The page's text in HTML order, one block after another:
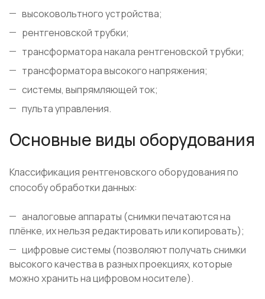
высоковольтного устройства;
рентгеновской трубки;
трансформатора накала рентгеновской трубки;
трансформатора высокого напряжения;
системы, выпрямляющей ток;
пульта управления.
Основные виды оборудования
Классификация рентгеновского оборудования по
способу обработки данных:
аналоговые аппараты (снимки печатаются на
плёнке, их нельзя редактировать или копировать);
цифровые системы (позволяют получать снимки
высокого качества в разных проекциях, которые
можно хранить на цифровом носителе).